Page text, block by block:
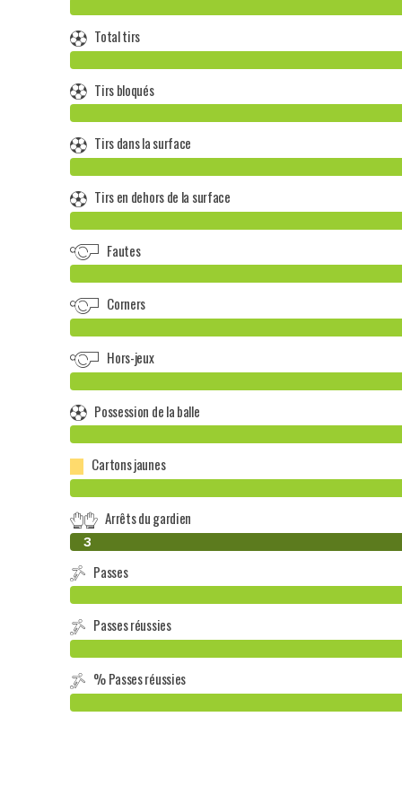
Total tirs
Tirs bloqués
Tirs dans la surface
Tirs en dehors de la surface
Fautes
Corners
Hors-jeux
Possession de la balle
Cartons jaunes
Arrêts du gardien
0
3
Passes
Passes réussies
% Passes réussies